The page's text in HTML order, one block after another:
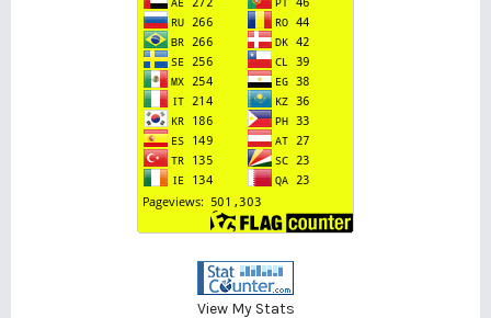
View My Stats